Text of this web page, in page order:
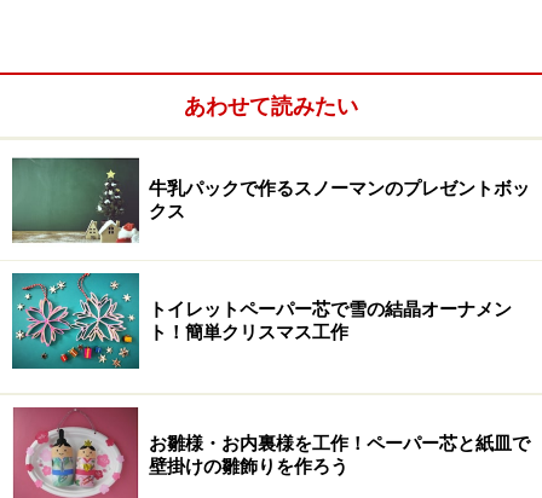
コピペに気付いたとき、先生はどうする？
読書感想文、親は手伝っていいもの？
1日で読書感想文が書ける正当な書き方コツ
親が上手に本のインタビューを！
子は親の背中を見ている！
1.読書感想文コピペは、先生にすぐ「バレ
る」から
あわせて読みたい
牛乳パックで作るスノーマンのプレゼントボッ
クス
トイレットペーパー芯で雪の結晶オーナメン
ト！簡単クリスマス工作
お雛様・お内裏様を工作！ペーパー芯と紙皿で
壁掛けの雛飾りを作ろう